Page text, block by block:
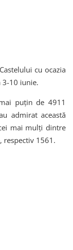
cu ocazia
3-10 iunie.
puțin de 4911
admirat această
mai mulți dintre
respectiv 1561.